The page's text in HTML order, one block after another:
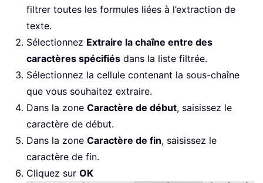
filtrer toutes les formules liées à l’extraction de
texte.
Sélectionnez Extraire la chaîne entre des
caractères spécifiés dans la liste filtrée.
Sélectionnez la cellule contenant la sous-chaîne
que vous souhaitez extraire.
Dans la zone Caractère de début, saisissez le
caractère de début.
Dans la zone Caractère de fin, saisissez le
caractère de fin.
Cliquez sur OK